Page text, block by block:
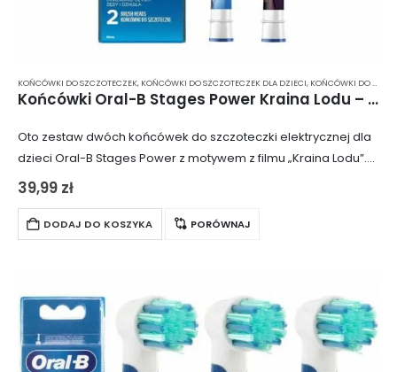
KOŃCÓWKI DO SZCZOTECZEK, KOŃCÓWKI DO SZCZOTECZEK DLA DZIECI, KOŃCÓWKI DO SZCZOTECZKI ELEKTRYCZNEJ
Końcówki Oral-B Stages Power Kraina Lodu – 2 szt.
Oto zestaw dwóch końcówek do szczoteczki elektrycznej dla
dzieci Oral-B Stages Power z motywem z filmu „Kraina Lodu”.
Produkt przeznaczony dla dzieci od 3. roku życia.
39,99 zł
DODAJ DO KOSZYKA PORÓWNAJ